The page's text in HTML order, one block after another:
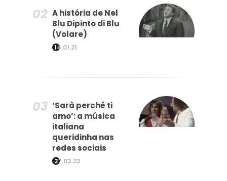
A história de Nel
Blu Dipinto di Blu
(Volare)
14.01.21
‘Sarà perché ti
amo’: a música
italiana
queridinha nas
redes sociais
27.03.23